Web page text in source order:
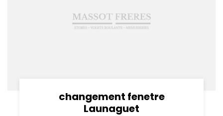
changement fenetre
Launaguet